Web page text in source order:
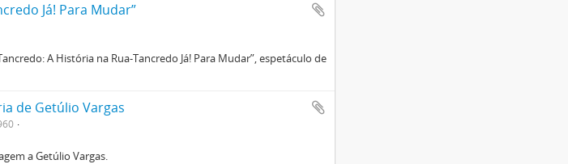
Já! Para Mudar”
A História na Rua-Tancredo Já! Para Mudar”, espetáculo de
de Getúlio Vargas
a Getúlio Vargas.